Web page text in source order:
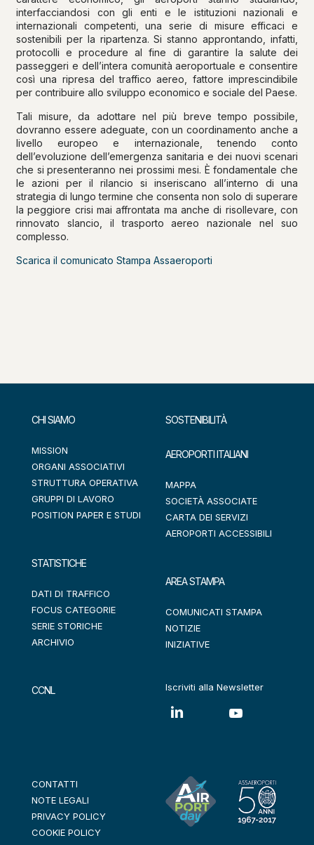
interfacciandosi con gli enti e le istituzioni nazionali e
internazionali competenti, una serie di misure efficaci e
sostenibili per la ripartenza. Si stanno approntando, infatti,
protocolli e procedure al fine di garantire la salute dei
passeggeri e dell’intera comunità aeroportuale e consentire
così una ripresa del traffico aereo, fattore imprescindibile
per contribuire allo sviluppo economico e sociale del Paese.
Tali misure, da adottare nel più breve tempo possibile,
dovranno essere adeguate, con un coordinamento anche a
livello europeo e internazionale, tenendo conto
dell’evoluzione dell’emergenza sanitaria e dei nuovi scenari
che si presenteranno nei prossimi mesi. È fondamentale che
le azioni per il rilancio si inseriscano all’interno di una
strategia di lungo termine che consenta non solo di superare
la peggiore crisi mai affrontata ma anche di risollevare, con
rinnovato slancio, il trasporto aereo nazionale nel suo
complesso.
Scarica il comunicato Stampa Assaeroporti
CHI SIAMO
MISSION
ORGANI ASSOCIATIVI
STRUTTURA OPERATIVA
GRUPPI DI LAVORO
POSITION PAPER E STUDI
STATISTICHE
DATI DI TRAFFICO
FOCUS CATEGORIE
SERIE STORICHE
ARCHIVIO
CCNL
SOSTENIBILITÀ
AEROPORTI ITALIANI
MAPPA
SOCIETÀ ASSOCIATE
CARTA DEI SERVIZI
AEROPORTI ACCESSIBILI
AREA STAMPA
COMUNICATI STAMPA
NOTIZIE
INIZIATIVE
Iscriviti alla Newsletter
CONTATTI
NOTE LEGALI
PRIVACY POLICY
COOKIE POLICY